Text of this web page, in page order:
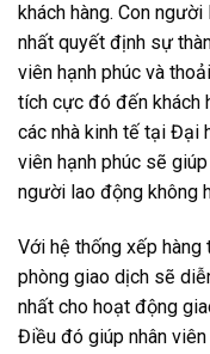
khách hàng. Con
nhất quyết định sự
viên hạnh phúc và
tích cực đó đến khách
các nhà kinh tế tại Đại
viên hạnh phúc sẽ
người lao động không
Với hệ thống xếp
phòng giao dịch sẽ
nhất cho hoạt động
Điều đó giúp nhân